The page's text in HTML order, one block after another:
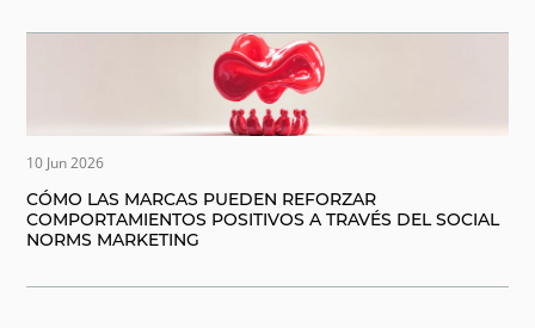
10 Jun 2026
CÓMO LAS MARCAS PUEDEN REFORZAR
COMPORTAMIENTOS POSITIVOS A TRAVÉS DEL SOCIAL
NORMS MARKETING